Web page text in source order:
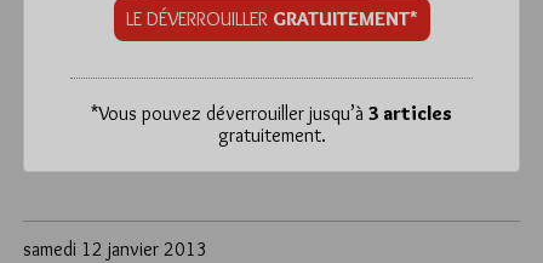
LE DÉVERROUILLER GRATUITEMENT*
*Vous pouvez déverrouiller jusqu’à 3 articles
gratuitement.
samedi 12 janvier 2013